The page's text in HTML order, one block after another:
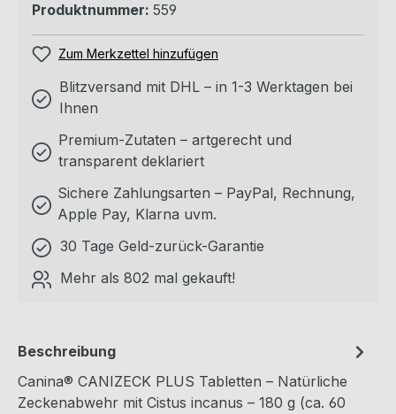
Produktnummer: 559
Zum Merkzettel hinzufügen
Blitzversand mit DHL – in 1-3 Werktagen bei
Ihnen
Premium-Zutaten – artgerecht und
transparent deklariert
Sichere Zahlungsarten – PayPal, Rechnung,
Apple Pay, Klarna uvm.
30 Tage Geld-zurück-Garantie
Mehr als 802 mal gekauft!
Beschreibung
Canina® CANIZECK PLUS Tabletten – Natürliche
Zeckenabwehr mit Cistus incanus – 180 g (ca. 60